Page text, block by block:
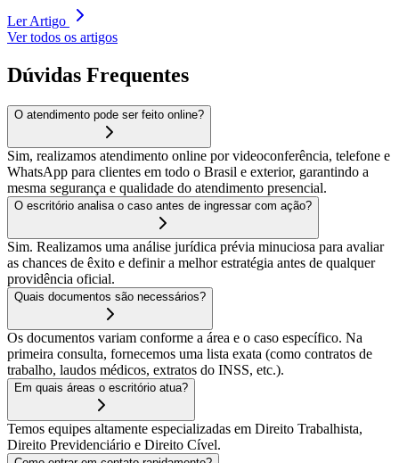
Ler Artigo
Ver todos os artigos
Dúvidas Frequentes
O atendimento pode ser feito online?
Sim, realizamos atendimento online por videoconferência, telefone e
WhatsApp para clientes em todo o Brasil e exterior, garantindo a
mesma segurança e qualidade do atendimento presencial.
O escritório analisa o caso antes de ingressar com ação?
Sim. Realizamos uma análise jurídica prévia minuciosa para avaliar
as chances de êxito e definir a melhor estratégia antes de qualquer
providência oficial.
Quais documentos são necessários?
Os documentos variam conforme a área e o caso específico. Na
primeira consulta, fornecemos uma lista exata (como contratos de
trabalho, laudos médicos, extratos do INSS, etc.).
Em quais áreas o escritório atua?
Temos equipes altamente especializadas em Direito Trabalhista,
Direito Previdenciário e Direito Cível.